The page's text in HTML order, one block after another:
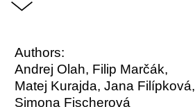
Authors:
Andrej Olah, Filip Marčák,
Matej Kurajda, Jana Filípková,
Simona Fischerová